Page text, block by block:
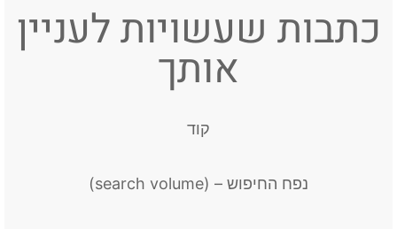
כתבות שעשויות לעניין
אותך
קוד
נפח החיפוש – (search volume)